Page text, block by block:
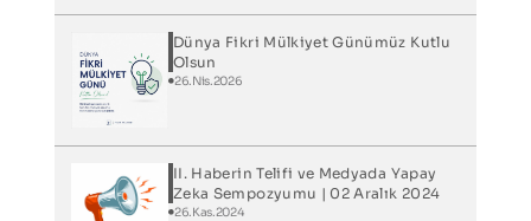
Dünya Fikri Mülkiyet Günümüz Kutlu
Olsun
26.Nis.2026
II. Haberin Telifi ve Medyada Yapay
Zeka Sempozyumu | 02 Aralık 2024
26.Kas.2024